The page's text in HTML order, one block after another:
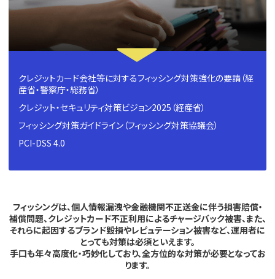
クレジットカード会社等に対するフィッシング対策強化の要請（経
産省・警察庁・総務省）
クレジット・セキュリティ対策ビジョン2025（経産省）
フィッシング対策ガイドライン（フィッシング対策協議会）
PCI-DSS 4.0
フィッシングは、個人情報漏洩や金融機関不正送金に伴う損害賠償・
補償問題、クレジットカード不正利用によるチャージバック被害、また、
それらに起因するブランド毀損やレピュテーション被害など、運用者に
とっても対策は必須といえます。
手口も年々高度化・巧妙化しており、全方位的な対策が必要となってお
ります。